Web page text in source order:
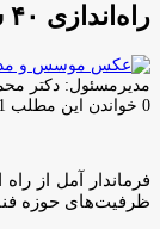
راه‌اندازی ۴۰ شرکت دانش‌بنیان در آمل
مدیرمسئول: دکتر
0 خواندن این مطلب 1 دقیقه زمان میبرد
ظرفیت‌های حوزه